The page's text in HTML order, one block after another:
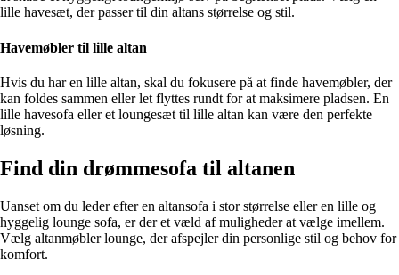
lille havesæt, der passer til din altans størrelse og stil.
Havemøbler til lille altan
Hvis du har en lille altan, skal du fokusere på at finde havemøbler, der
kan foldes sammen eller let flyttes rundt for at maksimere pladsen. En
lille havesofa eller et loungesæt til lille altan kan være den perfekte
løsning.
Find din drømmesofa til altanen
Uanset om du leder efter en altansofa i stor størrelse eller en lille og
hyggelig lounge sofa, er der et væld af muligheder at vælge imellem.
Vælg altanmøbler lounge, der afspejler din personlige stil og behov for
komfort.